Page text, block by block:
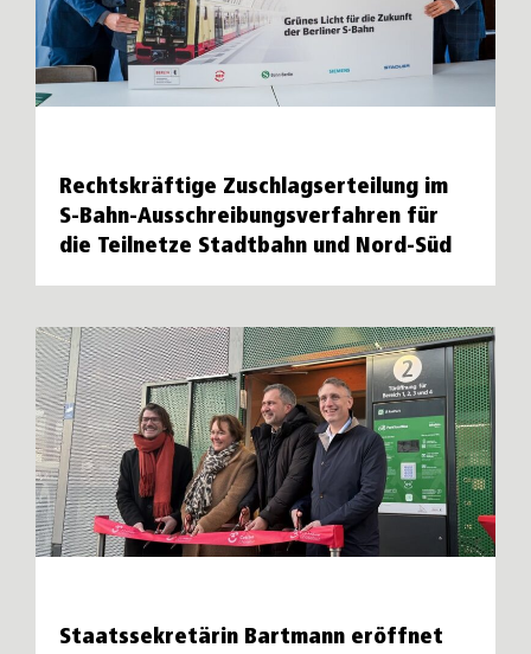
Rechtskräftige Zuschlagserteilung im
S-Bahn-Ausschreibungsverfahren für
die Teilnetze Stadtbahn und Nord-Süd
Staatssekretärin Bartmann eröffnet